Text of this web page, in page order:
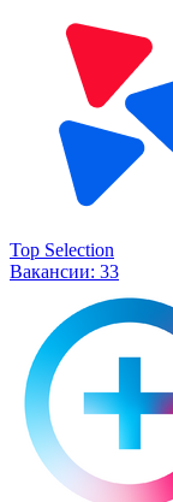
Top Selection
Вакансии: 33